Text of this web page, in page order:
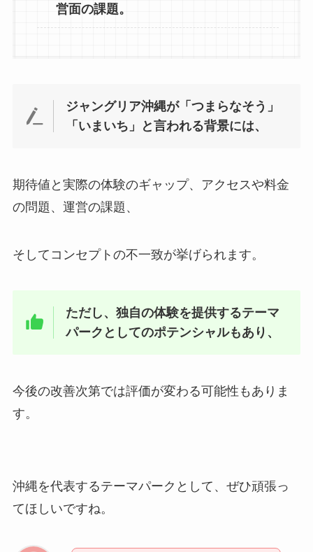
営面の課題。
ジャングリア沖縄が「つまらなそう」
「いまいち」と言われる背景には、
期待値と実際の体験のギャップ、アクセスや料金
の問題、運営の課題、
そしてコンセプトの不一致が挙げられます。
ただし、独自の体験を提供するテーマ
パークとしてのポテンシャルもあり、
今後の改善次第では評価が変わる可能性もありま
す。
沖縄を代表するテーマパークとして、ぜひ頑張っ
てほしいですね。